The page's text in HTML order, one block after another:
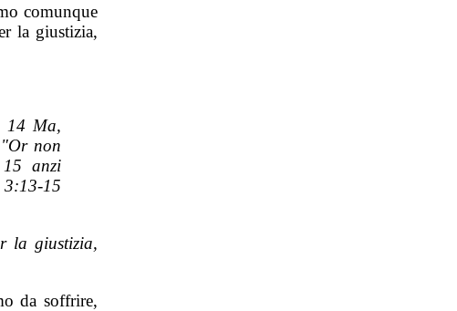
comunque
la giustizia,
14 Ma,
non
anzi
15
la giustizia,
da soffrire,